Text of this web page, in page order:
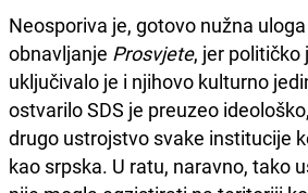
Neosporiva je, gotovo nužna uloga
obnavljanje Prosvjete, jer političko
uključivalo je i njihovo kulturno
ostvarilo SDS je preuzeo
drugo ustrojstvo svake institucije
kao srpska. U ratu, naravno, tako